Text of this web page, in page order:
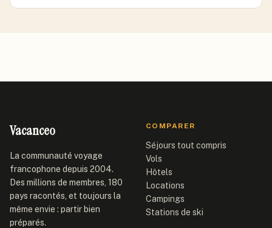
Vacanceo
La communauté voyage
francophone depuis 2004.
Des millions de membres, 180
pays racontés, et toujours la
même envie : partir bien
préparés.
COMPARER
Séjours tout compris
Vols
Hôtels
Locations
Campings
Stations de ski